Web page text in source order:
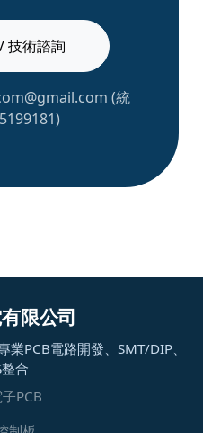
技術諮詢
(統
限公司
業PCB電路開發、SMT/DIP、
合
PCB